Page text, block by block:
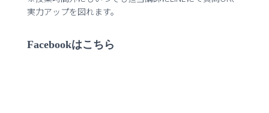
実力アップを図れます。
Facebookはこちら